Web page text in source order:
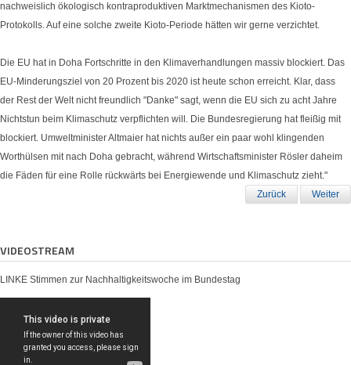
nachweislich ökologisch kontraproduktiven Marktmechanismen des Kioto-
Protokolls. Auf eine solche zweite Kioto-Periode hätten wir gerne verzichtet.
Die EU hat in Doha Fortschritte in den Klimaverhandlungen massiv blockiert. Das
EU-Minderungsziel von 20 Prozent bis 2020 ist heute schon erreicht. Klar, dass
der Rest der Welt nicht freundlich "Danke" sagt, wenn die EU sich zu acht Jahre
Nichtstun beim Klimaschutz verpflichten will. Die Bundesregierung hat fleißig mit
blockiert. Umweltminister Altmaier hat nichts außer ein paar wohl klingenden
Worthülsen mit nach Doha gebracht, während Wirtschaftsminister Rösler daheim
die Fäden für eine Rolle rückwärts bei Energiewende und Klimaschutz zieht."
Zurück
Weiter
VIDEOSTREAM
LINKE Stimmen zur Nachhaltigkeitswoche im Bundestag